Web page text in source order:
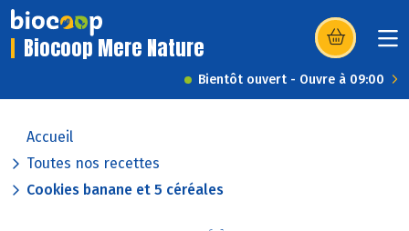
Biocoop Mere Nature (s’ouvre dans
Bientôt ouvert - Ouvre à 09:00
Accueil
Toutes nos recettes
Cookies banane et 5 céréales